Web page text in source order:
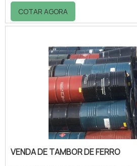
20kgAplicação dos
anticorrosivos da SNCZ são
marítima ou aeroespacial.São
anticorrosivos para mercados
como construção civil,
infraestruturas industriais,
aeroespacial e de aparelhos
Aumentando a vida útil dos.
COTAR AGORA
VENDA DE TAMBOR DE FERRO